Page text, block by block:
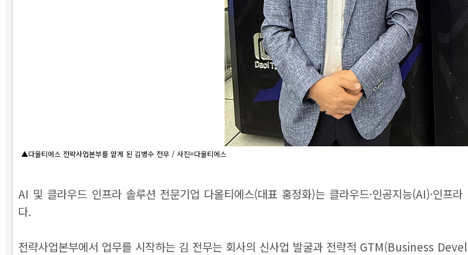
▲다올티에스 전략사업본부를 맡게 된 김병수 전무 / 사진=다올티에스
AI 및 클라우드 인프라 솔루션 전문기업 다올티에스(대표 홍정화)는 클라우드·인공지능(AI)·인
다.
전략사업본부에서 업무를 시작하는 김 전무는 회사의 신사업 발굴과 전략적 GTM(Business